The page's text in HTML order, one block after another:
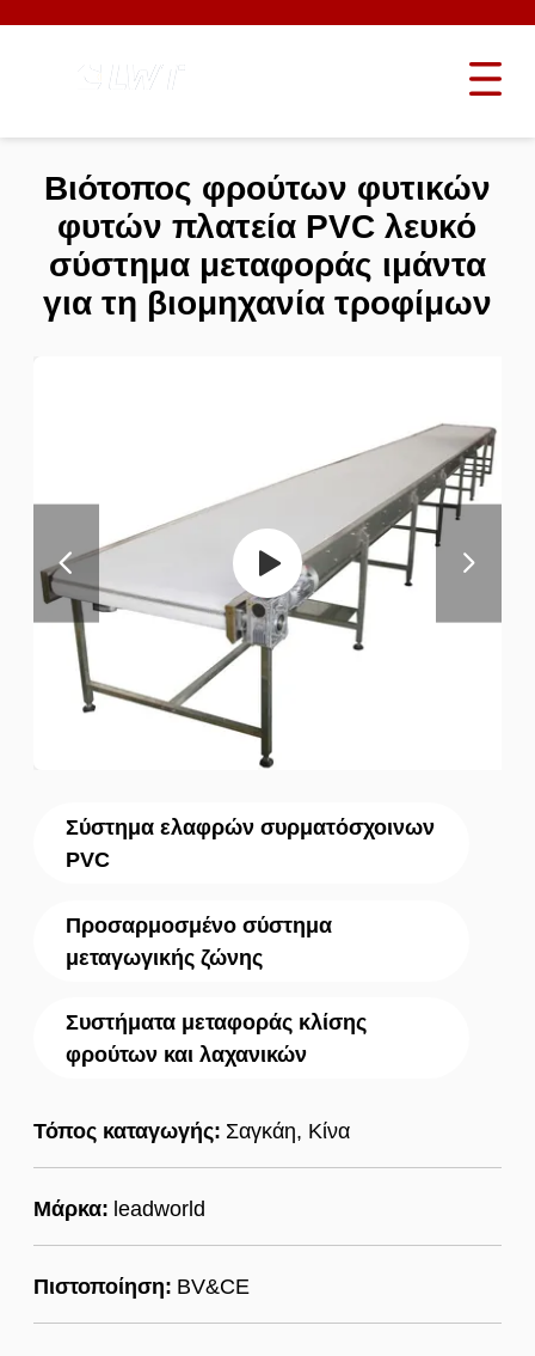
Σύστημα ελαφρών συρματόσχοινων
PVC
Προσαρμοσμένο σύστημα
μεταγωγικής ζώνης
Συστήματα μεταφοράς κλίσης
φρούτων και λαχανικών
Τόπος καταγωγής: Σαγκάη, Κίνα
Μάρκα: leadworld
Πιστοποίηση: BV&CE
Βιότοπος φρούτων φυτικών
φυτών πλατεία PVC λευκό
σύστημα μεταφοράς ιμάντα
για τη βιομηχανία τροφίμων